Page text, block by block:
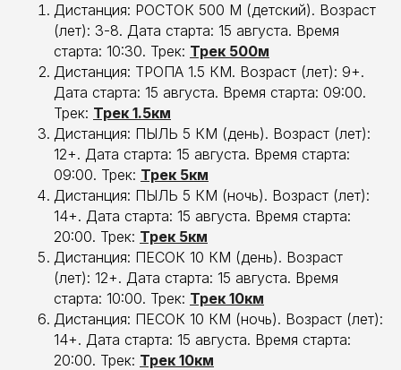
Дистанция: РОСТОК 500 М (детский). Возраст
(лет): 3-8. Дата старта: 15 августа. Время
старта: 10:30. Трек: Трек 500м
Дистанция: ТРОПА 1.5 КМ. Возраст (лет): 9+.
Дата старта: 15 августа. Время старта: 09:00.
Трек: Трек 1.5км
Дистанция: ПЫЛЬ 5 КМ (день). Возраст (лет):
12+. Дата старта: 15 августа. Время старта:
09:00. Трек: Трек 5км
Дистанция: ПЫЛЬ 5 КМ (ночь). Возраст (лет):
14+. Дата старта: 15 августа. Время старта:
20:00. Трек: Трек 5км
Дистанция: ПЕСОК 10 КМ (день). Возраст
(лет): 12+. Дата старта: 15 августа. Время
старта: 10:00. Трек: Трек 10км
Дистанция: ПЕСОК 10 КМ (ночь). Возраст (лет):
14+. Дата старта: 15 августа. Время старта:
20:00. Трек: Трек 10км